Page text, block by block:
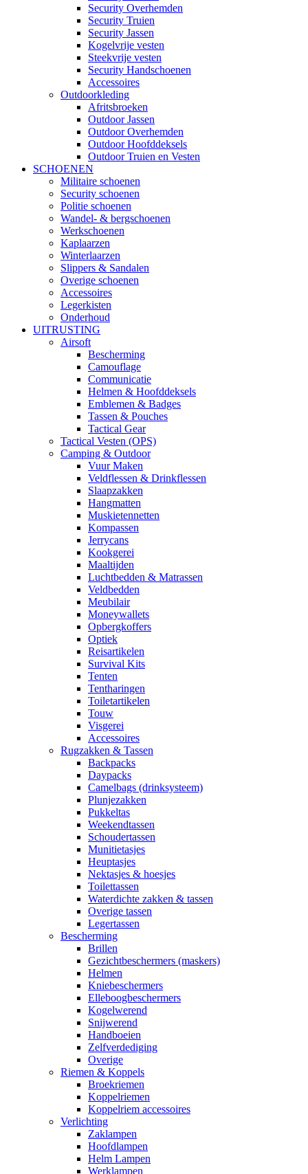
Security Overhemden
Security Truien
Security Jassen
Kogelvrije vesten
Steekvrije vesten
Security Handschoenen
Accessoires
Outdoorkleding
Afritsbroeken
Outdoor Jassen
Outdoor Overhemden
Outdoor Hoofddeksels
Outdoor Truien en Vesten
SCHOENEN
Militaire schoenen
Security schoenen
Politie schoenen
Wandel- & bergschoenen
Werkschoenen
Kaplaarzen
Winterlaarzen
Slippers & Sandalen
Overige schoenen
Accessoires
Legerkisten
Onderhoud
UITRUSTING
Airsoft
Bescherming
Camouflage
Communicatie
Helmen & Hoofddeksels
Emblemen & Badges
Tassen & Pouches
Tactical Gear
Tactical Vesten (OPS)
Camping & Outdoor
Vuur Maken
Veldflessen & Drinkflessen
Slaapzakken
Hangmatten
Muskietennetten
Kompassen
Jerrycans
Kookgerei
Maaltijden
Luchtbedden & Matrassen
Veldbedden
Meubilair
Moneywallets
Opbergkoffers
Optiek
Reisartikelen
Survival Kits
Tenten
Tentharingen
Toiletartikelen
Touw
Visgerei
Accessoires
Rugzakken & Tassen
Backpacks
Daypacks
Camelbags (drinksysteem)
Plunjezakken
Pukkeltas
Weekendtassen
Schoudertassen
Munitietasjes
Heuptasjes
Nektasjes & hoesjes
Toilettassen
Waterdichte zakken & tassen
Overige tassen
Legertassen
Bescherming
Brillen
Gezichtbeschermers (maskers)
Helmen
Kniebeschermers
Elleboogbeschermers
Kogelwerend
Snijwerend
Handboeien
Zelfverdediging
Overige
Riemen & Koppels
Broekriemen
Koppelriemen
Koppelriem accessoires
Verlichting
Zaklampen
Hoofdlampen
Helm Lampen
Werklampen